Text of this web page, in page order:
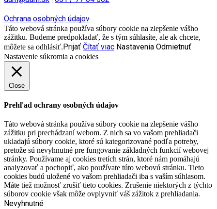
Ochrana osobných údajov
Táto webová stránka používa súbory cookie na zlepšenie vášho
zážitku. Budeme predpokladať, že s tým súhlasíte, ale ak chcete,
môžete sa odhlásiť.Prijať Čítať viac Nastavenia Odmietnuť
Nastavenie súkromia a cookies
Close
Prehľad ochrany osobných údajov
Táto webová stránka používa súbory cookie na zlepšenie vášho
zážitku pri prechádzaní webom. Z nich sa vo vašom prehliadači
ukladajú súbory cookie, ktoré sú kategorizované podľa potreby,
pretože sú nevyhnutné pre fungovanie základných funkcií webovej
stránky. Používame aj cookies tretích strán, ktoré nám pomáhajú
analyzovať a pochopiť, ako používate túto webovú stránku. Tieto
cookies budú uložené vo vašom prehliadači iba s vaším súhlasom.
Máte tiež možnosť zrušiť tieto cookies. Zrušenie niektorých z týchto
súborov cookie však môže ovplyvniť váš zážitok z prehliadania.
Nevyhnutné